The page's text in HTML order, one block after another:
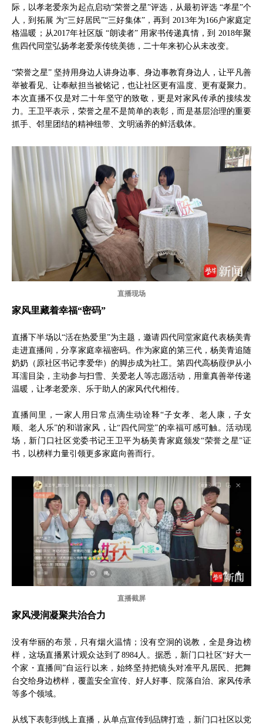
际，以孝老爱亲为起点启动“荣誉之星”评选，从最初评选 “孝星”个
人，到拓展 为“三好居民”“三好集体”，再到 2013年为166户家庭定
格温暖；从2017年社区版 “朗读者” 用家书传递真情，到 2018年聚
焦四代同堂弘扬孝老爱亲传统美德，二十年来初心从未改变。
“荣誉之星” 坚持用身边人讲身边事、身边事教育身边人，让平凡善
举被看见、让奉献担当被铭记，也让社区更有温度、更有凝聚力。
本次直播不仅是对二十年坚守的致敬，更是对家风传承的接续发
力。王卫平表示，荣誉之星不是简单的表彰，而是基层治理的重要
抓手、邻里团结的精神纽带、文明涵养的鲜活载体。
直播现场
家风里藏着幸福“密码”
直播下半场以“活在热爱里”为主题，邀请四代同堂家庭代表杨美青
走进直播间，分享家庭幸福密码。作为家庭的第三代，杨美青追随
奶奶（原社区书记李爱华）的脚步成为社工。第四代高杨葭伊从小
耳濡目染，主动参与扫雪、关爱老人等志愿活动，用童真善举传递
温暖，让孝老爱亲、乐于助人的家风代代相传。
直播间里，一家人用日常点滴生动诠释“子女孝、老人康，子女
顺、老人乐”的和谐家风，让“四代同堂”的幸福可感可触。活动现
场，新门口社区党委书记王卫平为杨美青家庭颁发“荣誉之星”证
书，以榜样力量引领更多家庭向善而行。
直播截屏
家风浸润凝聚共治合力
没有华丽的布景，只有烟火温情；没有空洞的说教，全是身边榜
样，这场直播累计观众达到了8984人。据悉，新门口社区“好大一
个家・直播间”自运行以来，始终坚持把镜头对准平凡居民、把舞
台交给身边榜样，覆盖安全宣传、好人好事、院落自治、家风传承
等多个领域。
从线下表彰到线上直播，从单点宣传到品牌打造，新门口社区以党